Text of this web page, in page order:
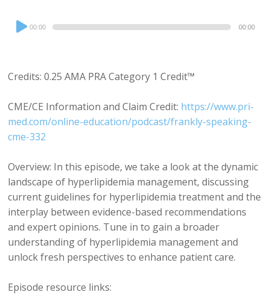
Audio
Player
00:00 00:00
Credits: 0.25 AMA PRA Category 1 Credit™
CME/CE Information and Claim Credit: https://www.pri-
med.com/online-education/podcast/frankly-speaking-
cme-332
Overview: In this episode, we take a look at the dynamic
landscape of hyperlipidemia management, discussing
current guidelines for hyperlipidemia treatment and the
interplay between evidence-based recommendations
and expert opinions. Tune in to gain a broader
understanding of hyperlipidemia management and
unlock fresh perspectives to enhance patient care.
Episode resource links: